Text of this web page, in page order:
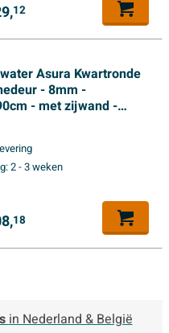
12
Asura Kwartronde
- 8mm -
- met zijwand -
2 - 3 weken
18
in Nederland & België